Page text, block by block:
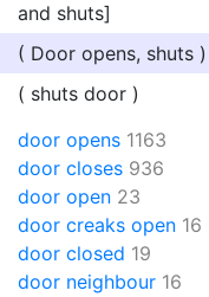
and shuts]
( Door opens, shuts )
( shuts door )
door opens 1163
door closes 936
door open 23
door creaks open 16
door closed 19
door neighbour 16